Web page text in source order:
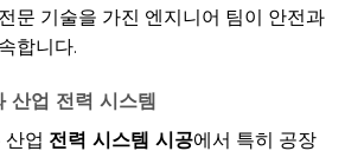
문 기술을 가진 엔지니어 팀이 안전과
합니다.
업 전력 시스템
업 전력 시스템 시공에서 특히 공장